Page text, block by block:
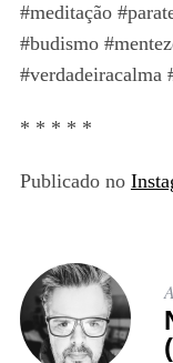
#meditação
#budismo
#verdadeiracalma
* * * * *
Publicado no